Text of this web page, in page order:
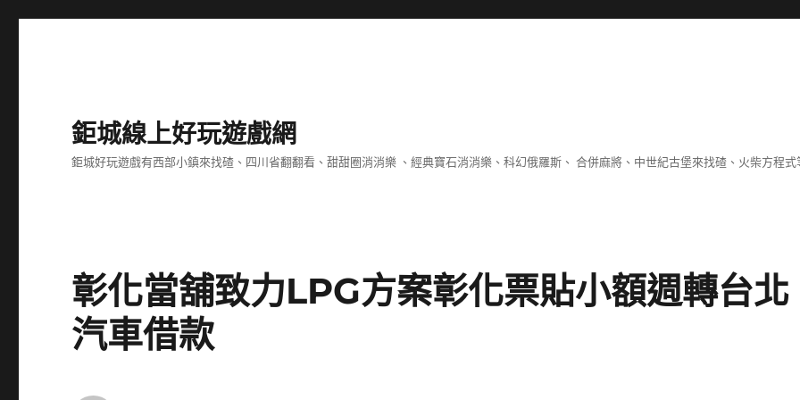
鉅城線上好玩遊戲網
鉅城好玩遊戲有西部小鎮來找碴、四川省翻翻看、甜甜圈消消樂 、經典寶石消消樂、科幻俄羅斯、 合併麻將、中世紀古堡來找碴、火柴方程式
彰化當舖致力LPG方案彰化票貼小額週轉台北
汽車借款